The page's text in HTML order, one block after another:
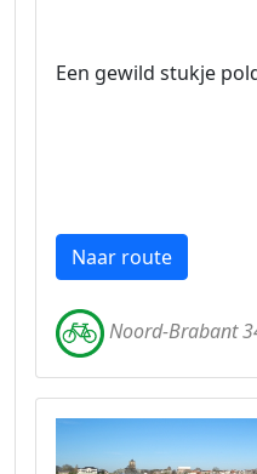
Een gewild stukje
Naar route
Noord-Brabant